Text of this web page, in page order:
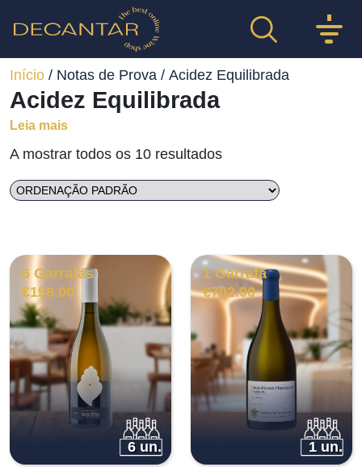
Início / Notas de Prova / Acidez Equilibrada
Acidez Equilibrada
Leia mais
A mostrar todos os 10 resultados
6 Garrafas
€158.00
6 un.
1 Garrafa
€702.00
1 un.